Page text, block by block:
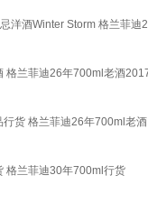
洋酒Winter Storm 格兰菲迪
格兰菲迪26年700ml老酒
货 格兰菲迪26年700ml老酒
格兰菲迪30年700ml行货